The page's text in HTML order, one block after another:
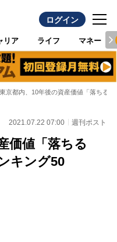
ログイン
リア ライフ マネー
東京都内、10年後の資産価値「落ちる
2021.07.22 07:00 週刊ポスト
価値「落ちる
キング50